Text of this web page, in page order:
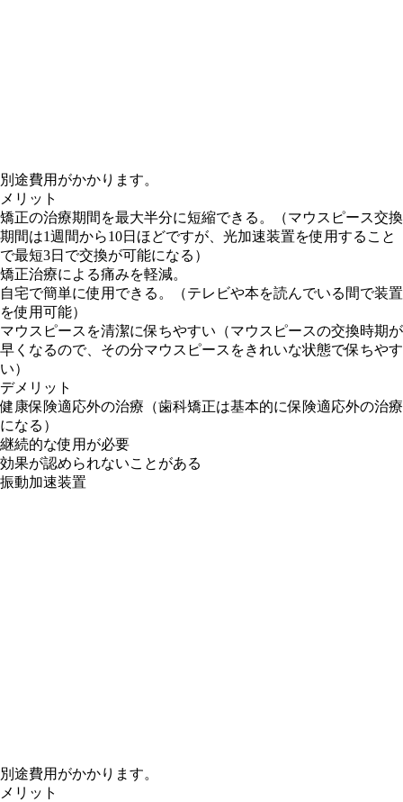
別途費用がかかります。
メリット
矯正の治療期間を最大半分に短縮できる。（マウスピース交換
期間は1週間から10日ほどですが、光加速装置を使用すること
で最短3日で交換が可能になる）
矯正治療による痛みを軽減。
自宅で簡単に使用できる。（テレビや本を読んでいる間で装置
を使用可能）
マウスピースを清潔に保ちやすい（マウスピースの交換時期が
早くなるので、その分マウスピースをきれいな状態で保ちやす
い）
デメリット
健康保険適応外の治療（歯科矯正は基本的に保険適応外の治療
になる）
継続的な使用が必要
効果が認められないことがある
振動加速装置
別途費用がかかります。
メリット